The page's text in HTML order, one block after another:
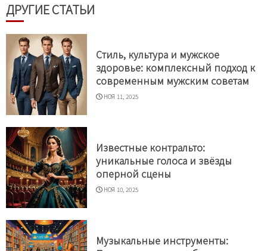
ДРУГИЕ СТАТЬИ
Стиль, культура и мужское
здоровье: комплексный подход к
современным мужским советам
НОЯ 11, 2025
Известные контральто:
уникальные голоса и звёзды
оперной сцены
НОЯ 10, 2025
Музыкальные инструменты: